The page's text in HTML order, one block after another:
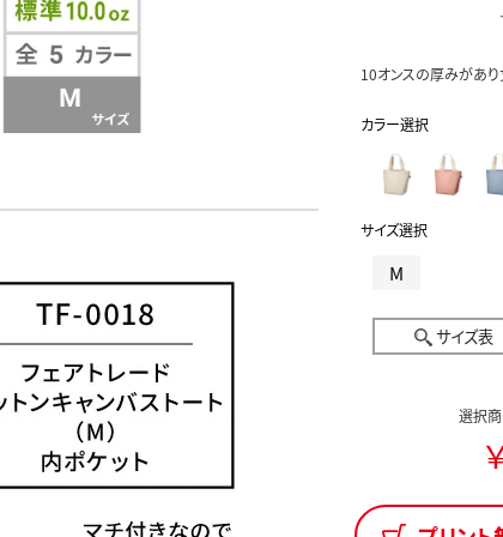
10オンスの厚みがあり
カラー選択
サイズ選択
M
サイズ表
選択